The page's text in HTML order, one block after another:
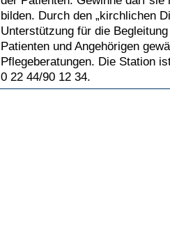
bilden. Durch den „kirchlichen
Unterstützung für die
Patienten und Angehörigen
Pflegeberatungen. Die Station
0 22 44/90 12 34.